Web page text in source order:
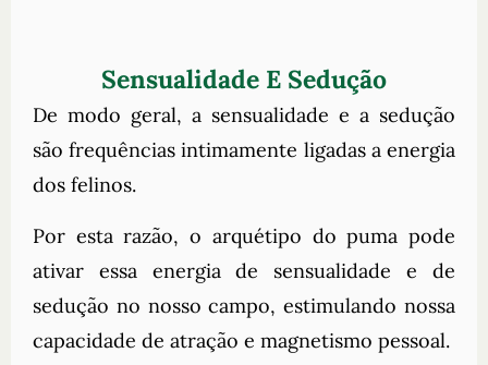
Sensualidade E Sedução
De modo geral, a sensualidade e a sedução
são frequências intimamente ligadas a energia
dos felinos.
Por esta razão, o arquétipo do puma pode
ativar essa energia de sensualidade e de
sedução no nosso campo, estimulando nossa
capacidade de atração e magnetismo pessoal.